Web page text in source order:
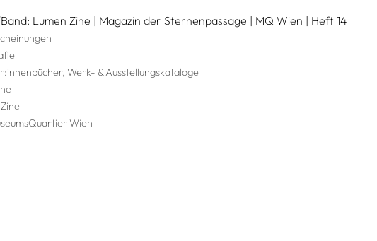
Lumen Zine | Magazin der Sternenpassage | MQ Wien | Heft 14
Werk- & Ausstellungskataloge
Wien